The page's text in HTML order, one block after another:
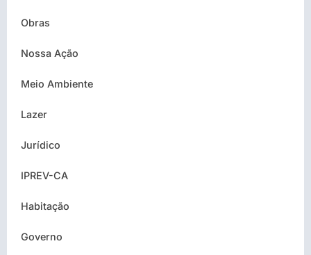
Obras
Nossa Ação
Meio Ambiente
Lazer
Jurídico
IPREV-CA
Habitação
Governo